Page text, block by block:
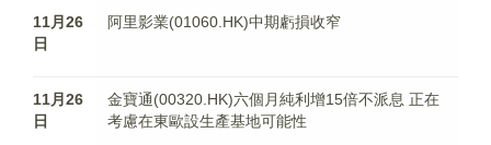
11月26
日
阿里影業(01060.HK)中期虧損收窄
11月26
日
金寶通(00320.HK)六個月純利增15倍不派息 正在
考慮在東歐設生產基地可能性